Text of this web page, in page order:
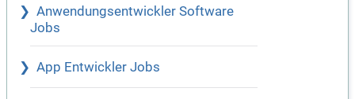
Anwendungsentwickler Software
Jobs
App Entwickler Jobs